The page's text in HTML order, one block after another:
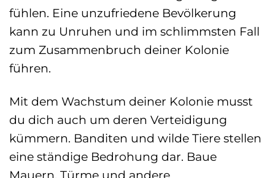
fühlen. Eine unzufriedene Bevölkerung
kann zu Unruhen und im schlimmsten Fall
zum Zusammenbruch deiner Kolonie
führen.
Mit dem Wachstum deiner Kolonie musst
du dich auch um deren Verteidigung
kümmern. Banditen und wilde Tiere stellen
eine ständige Bedrohung dar. Baue